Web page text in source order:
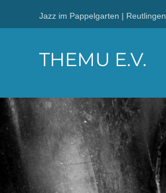
Jazz im Pappelgarten | Reutlingen
THEMU E.V.